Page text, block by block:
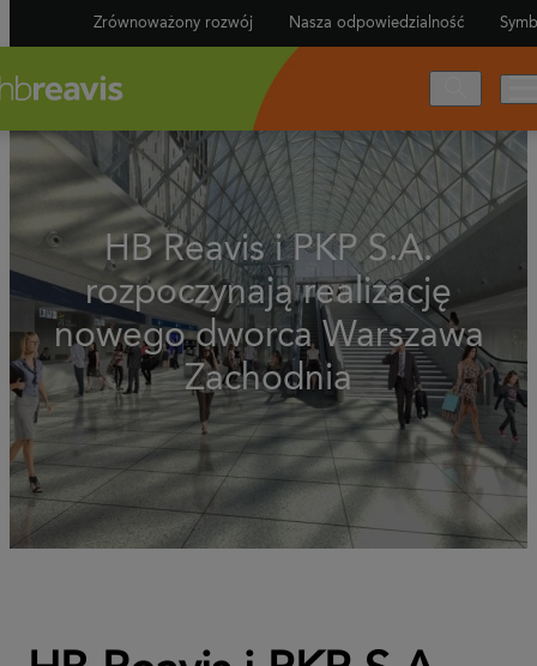
Zrównoważony rozwój Nasza odpowiedzialność
HB Reavis i PKP S.A.
rozpoczynają realizację
nowego dworca Warszawa
Zachodnia